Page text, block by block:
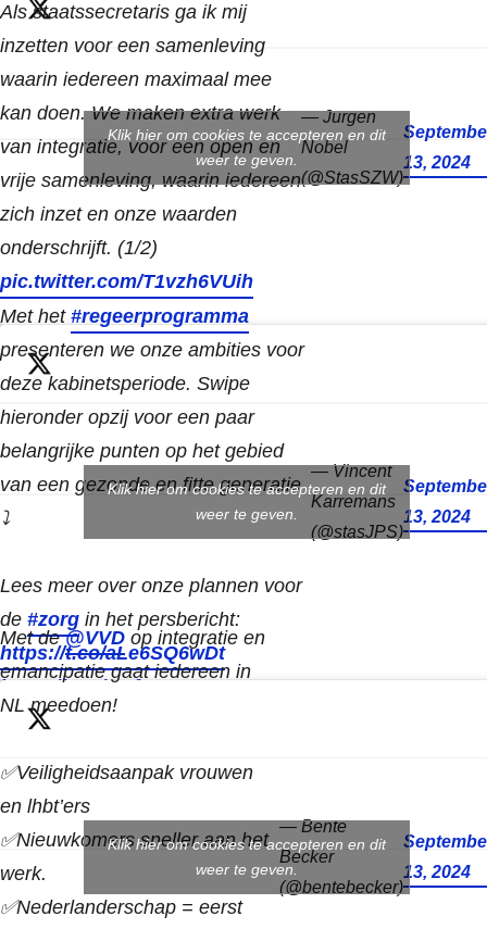
Als staatssecretaris ga ik mij
inzetten voor een samenleving
waarin iedereen maximaal mee
kan doen. We maken extra werk
van integratie, voor een open en
vrije samenleving, waarin iedereen
zich inzet en onze waarden
onderschrijft. (1/2)
pic.twitter.com/T1vzh6VUih
— Jurgen
Nobel
(@StasSZW)
13, 2024
Klik hier om cookies te accepteren en dit
weer te geven.
Met het #regeerprogramma
presenteren we onze ambities voor
deze kabinetsperiode. Swipe
hieronder opzij voor een paar
belangrijke punten op het gebied
van een gezonde en fitte generatie
⤵️
Lees meer over onze plannen voor
de #zorg in het persbericht:
https://t.co/aLe6SQ6wDt
https://t.co/9MfeM35st5
— Vincent
Karremans
(@stasJPS)
13, 2024
Klik hier om cookies te accepteren en dit
weer te geven.
Met de@VVD op integratie en
emancipatie gaat iedereen in
NL meedoen!
✅Veiligheidsaanpak vrouwen
en lhbt’ers
✅Nieuwkomers sneller aan het
werk.
✅Nederlanderschap = eerst
— Bente
Becker
(@bentebecker)
13, 2024
Klik hier om cookies te accepteren en dit
weer te geven.